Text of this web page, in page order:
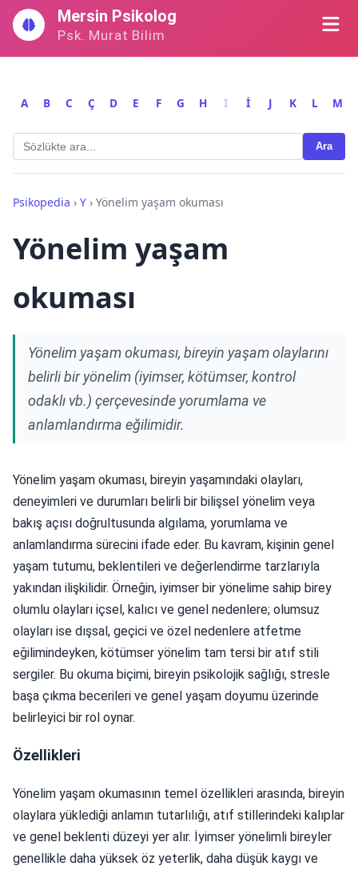
İçeriğe
geç
Mersin Psikolog
Psk. Murat Bilim
A B C Ç D E F G H I İ J K L M
Ara
Psikopedia › Y › Yönelim yaşam okuması
Yönelim yaşam
okuması
Yönelim yaşam okuması, bireyin yaşam olaylarını
belirli bir yönelim (iyimser, kötümser, kontrol
odaklı vb.) çerçevesinde yorumlama ve
anlamlandırma eğilimidir.
Yönelim yaşam okuması, bireyin yaşamındaki olayları,
deneyimleri ve durumları belirli bir bilişsel yönelim veya
bakış açısı doğrultusunda algılama, yorumlama ve
anlamlandırma sürecini ifade eder. Bu kavram, kişinin genel
yaşam tutumu, beklentileri ve değerlendirme tarzlarıyla
yakından ilişkilidir. Örneğin, iyimser bir yönelime sahip birey
olumlu olayları içsel, kalıcı ve genel nedenlere; olumsuz
olayları ise dışsal, geçici ve özel nedenlere atfetme
eğilimindeyken, kötümser yönelim tam tersi bir atıf stili
sergiler. Bu okuma biçimi, bireyin psikolojik sağlığı, stresle
başa çıkma becerileri ve genel yaşam doyumu üzerinde
belirleyici bir rol oynar.
Özellikleri
Yönelim yaşam okumasının temel özellikleri arasında, bireyin
olaylara yüklediği anlamın tutarlılığı, atıf stillerindeki kalıplar
ve genel beklenti düzeyi yer alır. İyimser yönelimli bireyler
genellikle daha yüksek öz yeterlik, daha düşük kaygı ve